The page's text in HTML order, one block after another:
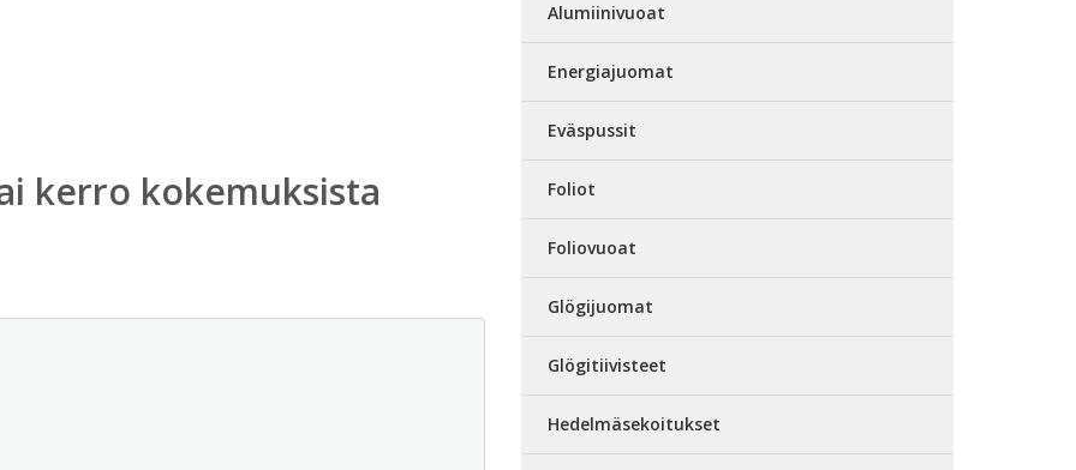
kerro kokemuksista
Alumiinivuoat
Energiajuomat
Eväspussit
Foliot
Foliovuoat
Glögijuomat
Glögitiivisteet
Hedelmäsekoitukset